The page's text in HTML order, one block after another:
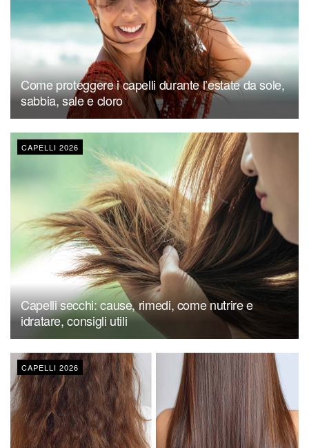
Come proteggere i capelli durante l’estate da sole,
sabbia, sale e cloro
CAPELLI 2026
Capelli secchi: cause, rimedi, come nutrire e
idratare, consigli utili
CAPELLI 2026